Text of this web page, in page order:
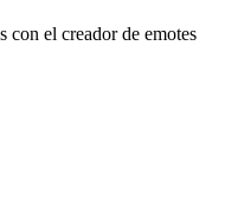
con el creador de emotes